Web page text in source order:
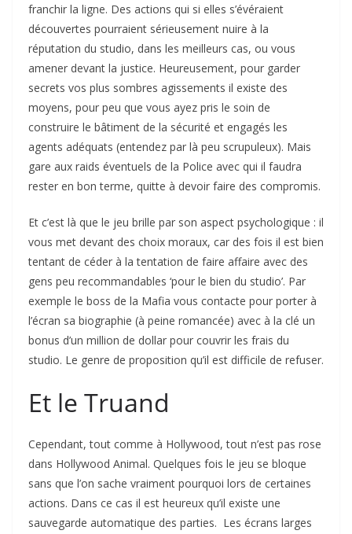
franchir la ligne. Des actions qui si elles s’évéraient
découvertes pourraient sérieusement nuire à la
réputation du studio, dans les meilleurs cas, ou vous
amener devant la justice. Heureusement, pour garder
secrets vos plus sombres agissements il existe des
moyens, pour peu que vous ayez pris le soin de
construire le bâtiment de la sécurité et engagés les
agents adéquats (entendez par là peu scrupuleux). Mais
gare aux raids éventuels de la Police avec qui il faudra
rester en bon terme, quitte à devoir faire des compromis.
Et c’est là que le jeu brille par son aspect psychologique : il
vous met devant des choix moraux, car des fois il est bien
tentant de céder à la tentation de faire affaire avec des
gens peu recommandables ‘pour le bien du studio’. Par
exemple le boss de la Mafia vous contacte pour porter à
l’écran sa biographie (à peine romancée) avec à la clé un
bonus d’un million de dollar pour couvrir les frais du
studio. Le genre de proposition qu’il est difficile de refuser.
Et le Truand
Cependant, tout comme à Hollywood, tout n’est pas rose
dans Hollywood Animal. Quelques fois le jeu se bloque
sans que l’on sache vraiment pourquoi lors de certaines
actions. Dans ce cas il est heureux qu’il existe une
sauvegarde automatique des parties. Les écrans larges